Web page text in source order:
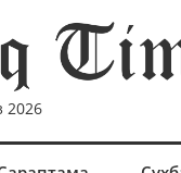
2026